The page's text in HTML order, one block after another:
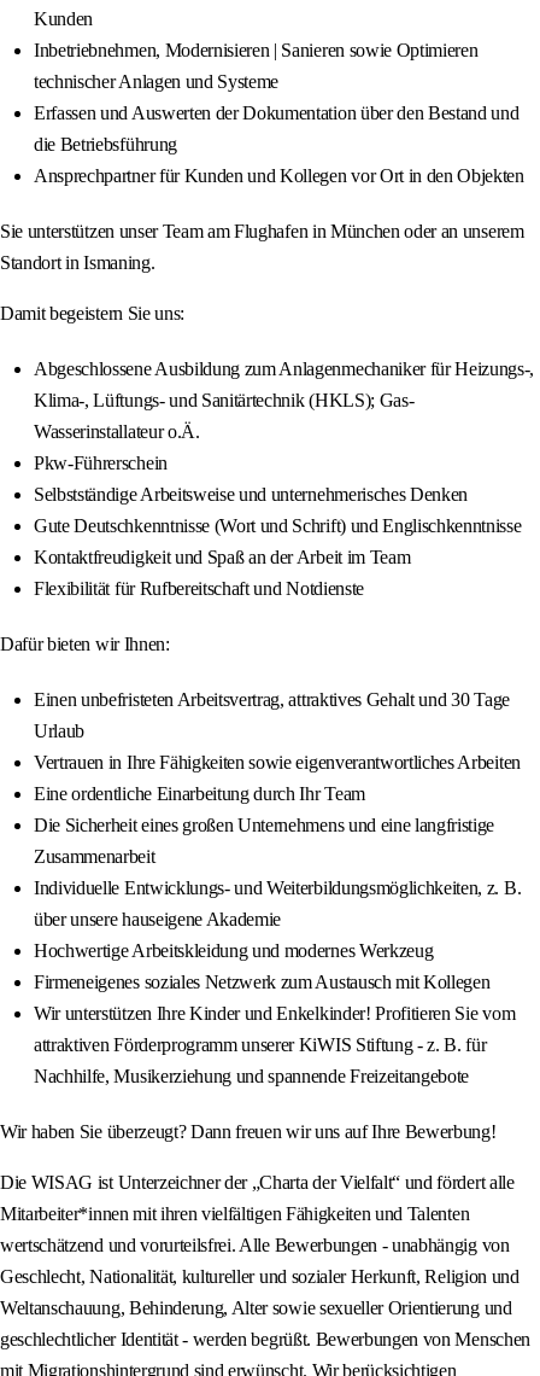
Kunden
Inbetriebnehmen, Modernisieren | Sanieren sowie Optimieren
technischer Anlagen und Systeme
Erfassen und Auswerten der Dokumentation über den Bestand und
die Betriebsführung
Ansprechpartner für Kunden und Kollegen vor Ort in den Objekten
Sie unterstützen unser Team am Flughafen in München oder an unserem
Standort in Ismaning.
Damit begeistern Sie uns:
Abgeschlossene Ausbildung zum Anlagenmechaniker für Heizungs-,
Klima-, Lüftungs- und Sanitärtechnik (HKLS); Gas-
Wasserinstallateur o.Ä.
Pkw-Führerschein
Selbstständige Arbeitsweise und unternehmerisches Denken
Gute Deutschkenntnisse (Wort und Schrift) und Englischkenntnisse
Kontaktfreudigkeit und Spaß an der Arbeit im Team
Flexibilität für Rufbereitschaft und Notdienste
Dafür bieten wir Ihnen:
Einen unbefristeten Arbeitsvertrag, attraktives Gehalt und 30 Tage
Urlaub
Vertrauen in Ihre Fähigkeiten sowie eigenverantwortliches Arbeiten
Eine ordentliche Einarbeitung durch Ihr Team
Die Sicherheit eines großen Unternehmens und eine langfristige
Zusammenarbeit
Individuelle Entwicklungs- und Weiterbildungsmöglichkeiten, z. B.
über unsere hauseigene Akademie
Hochwertige Arbeitskleidung und modernes Werkzeug
Firmeneigenes soziales Netzwerk zum Austausch mit Kollegen
Wir unterstützen Ihre Kinder und Enkelkinder! Profitieren Sie vom
attraktiven Förderprogramm unserer KiWIS Stiftung - z. B. für
Nachhilfe, Musikerziehung und spannende Freizeitangebote
Wir haben Sie überzeugt? Dann freuen wir uns auf Ihre Bewerbung!
Die WISAG ist Unterzeichner der „Charta der Vielfalt“ und fördert alle
Mitarbeiter*innen mit ihren vielfältigen Fähigkeiten und Talenten
wertschätzend und vorurteilsfrei. Alle Bewerbungen - unabhängig von
Geschlecht, Nationalität, kultureller und sozialer Herkunft, Religion und
Weltanschauung, Behinderung, Alter sowie sexueller Orientierung und
geschlechtlicher Identität - werden begrüßt. Bewerbungen von Menschen
mit Migrationshintergrund sind erwünscht. Wir berücksichtigen